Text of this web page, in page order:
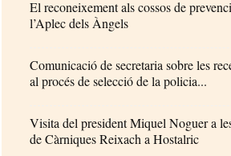
El reconeixement als cossos de
l’Aplec dels Àngels
Comunicació de secretaria sobre les
al procés de selecció de la policia...
Visita del president Miquel Noguer a
de Càrniques Reixach a Hostalric